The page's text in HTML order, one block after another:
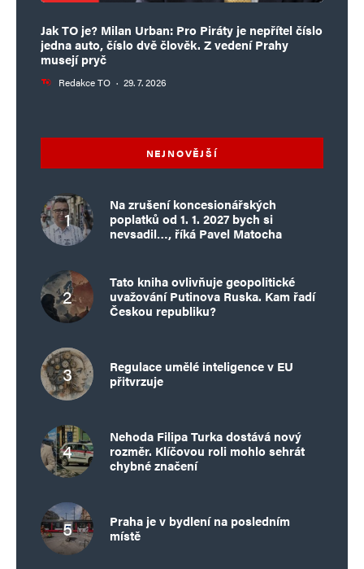
Jak TO je? Milan Urban: Pro Piráty je nepřítel číslo
jedna auto, číslo dvě člověk. Z vedení Prahy
musejí pryč
Redakce TO · 29. 7. 2026
NEJNOVĚJŠÍ
Na zrušení koncesionářských
poplatků od 1. 1. 2027 bych si
nevsadil…, říká Pavel Matocha
Tato kniha ovlivňuje geopolitické
uvažování Putinova Ruska. Kam řadí
Českou republiku?
Regulace umělé inteligence v EU
přitvrzuje
Nehoda Filipa Turka dostává nový
rozměr. Klíčovou roli mohlo sehrát
chybné značení
Praha je v bydlení na posledním
místě